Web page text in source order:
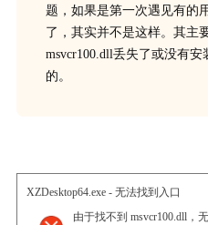
题，如果是第一次遇见有的
了，其实并不是这样。其主
msvcr100.dll丢失了或没有
的。
XZDesktop64.exe - 无法找到入口
由于找不到 msvcr100.dll，